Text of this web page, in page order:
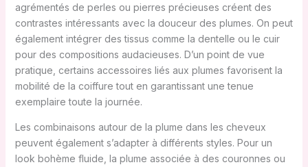
agrémentés de perles ou pierres précieuses créent des
contrastes intéressants avec la douceur des plumes. On peut
également intégrer des tissus comme la dentelle ou le cuir
pour des compositions audacieuses. D’un point de vue
pratique, certains accessoires liés aux plumes favorisent la
mobilité de la coiffure tout en garantissant une tenue
exemplaire toute la journée.
Les combinaisons autour de la plume dans les cheveux
peuvent également s’adapter à différents styles. Pour un
look bohème fluide, la plume associée à des couronnes ou